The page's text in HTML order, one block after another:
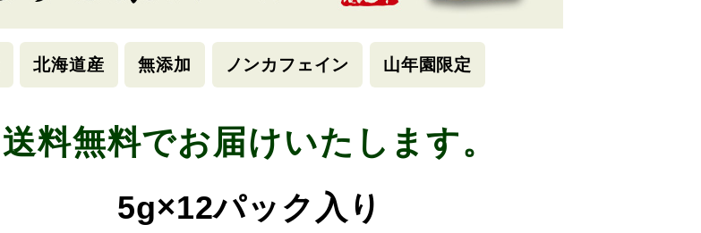
北海道産 無添加 ノンカフェイン 山年園限定
送料無料でお届けいたします。
5g×12パック入り